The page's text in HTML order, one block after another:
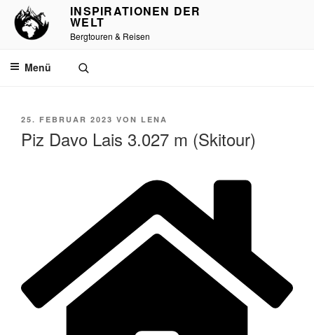
Zum
Inhalt
springen
INSPIRATIONEN DER
WELT
Bergtouren & Reisen
Menü
VERÖFFENTLICHT
AM
25. FEBRUAR 2023 VON LENA
Piz Davo Lais 3.027 m (Skitour)